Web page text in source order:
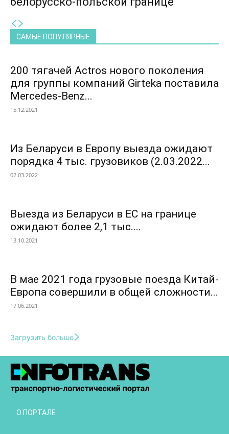
САМЫЕ ПОПУЛЯРНЫЕ
200 тягачей Actros нового поколения
для группы компаний Girteka поставила
Mercedes-Benz...
15.12.2021
Из Беларуси в Европу выезда ожидают
порядка 4 тыс. грузовиков (2.03.2022...
02.03.2022
Выезда из Беларуси в ЕС на границе
ожидают более 2,1 тыс....
13.10.2021
В мае 2021 года грузовые поезда Китай-
Европа совершили в общей сложности...
17.06.2021
Загрузить больше
О ПОРТАЛЕ